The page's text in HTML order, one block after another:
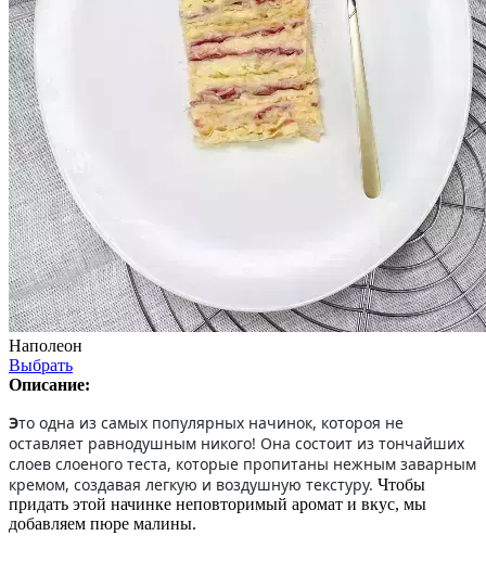
Наполеон
Выбрать
Описание:
Это одна из самых популярных начинок, котороя не
оставляет равнодушным никого! Она состоит из тончайших
слоев слоеного теста, которые пропитаны нежным заварным
кремом, создавая легкую и воздушную текстуру. Чтобы
придать этой начинке неповторимый аромат и вкус, мы
добавляем пюре малины.